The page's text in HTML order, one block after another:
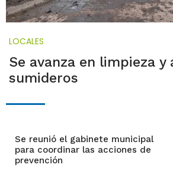
LOCALES
Se avanza en limpieza y
sumideros
Se reunió el gabinete municipal
para coordinar las acciones de
prevención